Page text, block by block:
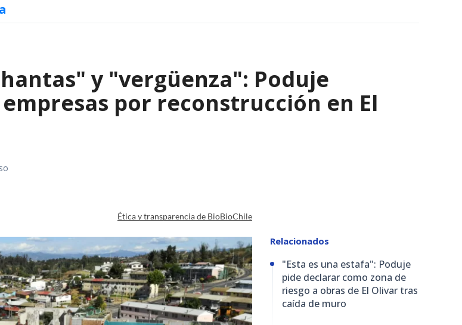
y "vergüenza": Poduje
por reconstrucción en El
Ética y transparencia de BioBioChile
Relacionados
"Esta es una estafa": Poduje
pide declarar como zona de
riesgo a obras de El Olivar tras
caída de muro